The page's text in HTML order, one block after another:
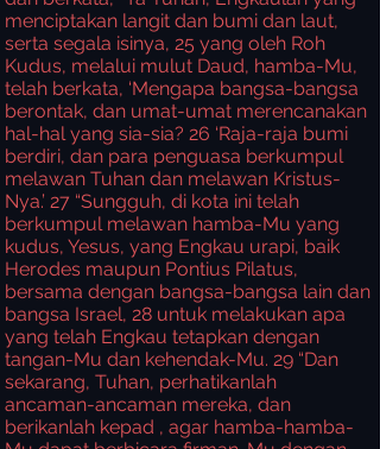
menciptakan langit dan bumi dan laut,
serta segala isinya, 25 yang oleh Roh
Kudus, melalui mulut Daud, hamba-Mu,
telah berkata, ‘Mengapa bangsa-bangsa
berontak, dan umat-umat merencanakan
hal-hal yang sia-sia? 26 ‘Raja-raja bumi
berdiri, dan para penguasa berkumpul
melawan Tuhan dan melawan Kristus-
Nya.’ 27 “Sungguh, di kota ini telah
berkumpul melawan hamba-Mu yang
kudus, Yesus, yang Engkau urapi, baik
Herodes maupun Pontius Pilatus,
bersama dengan bangsa-bangsa lain dan
bangsa Israel, 28 untuk melakukan apa
yang telah Engkau tetapkan dengan
tangan-Mu dan kehendak-Mu. 29 “Dan
sekarang, Tuhan, perhatikanlah
ancaman-ancaman mereka, dan
berikanlah kepad , agar hamba-hamba-